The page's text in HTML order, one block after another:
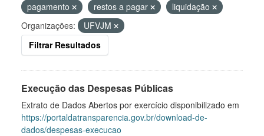
pagamento
restos a pagar
liquidação
Organizações:
UFVJM
Filtrar Resultados
Execução das Despesas Públicas
Extrato de Dados Abertos por exercício disponibilizado em
https://portaldatransparencia.gov.br/download-de-
dados/despesas-execucao